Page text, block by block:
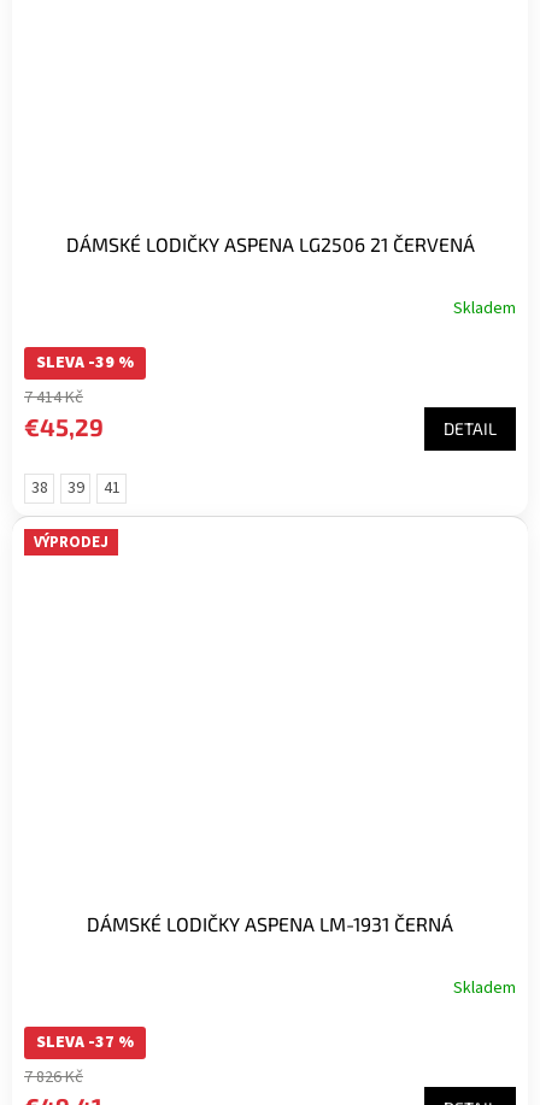
DÁMSKÉ LODIČKY ASPENA LG2506 21 ČERVENÁ
Skladem
SLEVA -39 %
7 414 Kč
€45,29 DETAIL
38 39 41
VÝPRODEJ
DÁMSKÉ LODIČKY ASPENA LM-1931 ČERNÁ
Skladem
SLEVA -37 %
7 826 Kč